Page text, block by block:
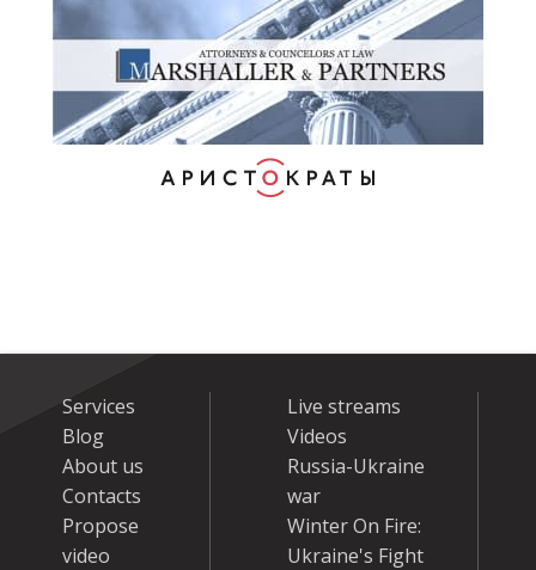
Services
Blog
About us
Contacts
Propose
video
Live streams
Videos
Russia-Ukraine
war
Winter On Fire:
Ukraine's Fight